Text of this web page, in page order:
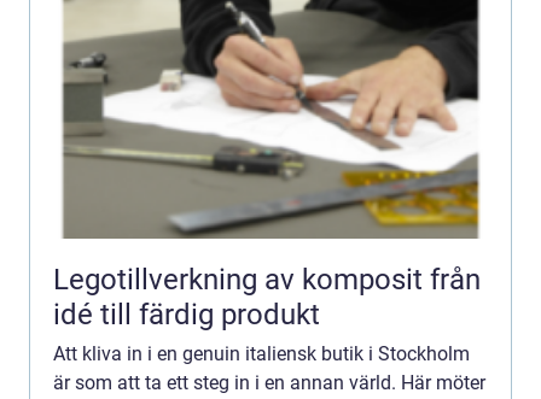
Legotillverkning av komposit från
idé till färdig produkt
Att kliva in i en genuin italiensk butik i Stockholm
är som att ta ett steg in i en annan värld. Här möter